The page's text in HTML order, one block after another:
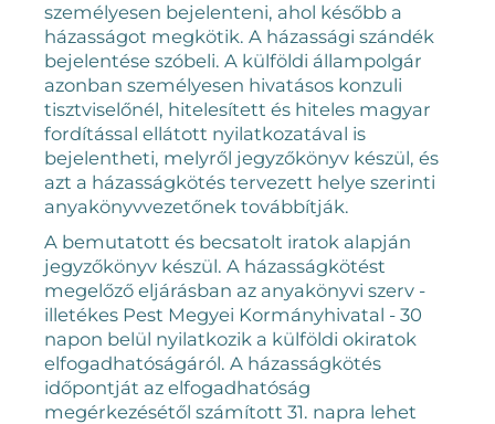
személyesen bejelenteni, ahol később a
házasságot megkötik. A házassági szándék
bejelentése szóbeli. A külföldi állampolgár
azonban személyesen hivatásos konzuli
tisztviselőnél, hitelesített és hiteles magyar
fordítással ellátott nyilatkozatával is
bejelentheti, melyről jegyzőkönyv készül, és
azt a házasságkötés tervezett helye szerinti
anyakönyvvezetőnek továbbítják.
A bemutatott és becsatolt iratok alapján
jegyzőkönyv készül. A házasságkötést
megelőző eljárásban az anyakönyvi szerv -
illetékes Pest Megyei Kormányhivatal - 30
napon belül nyilatkozik a külföldi okiratok
elfogadhatóságáról. A házasságkötés
időpontját az elfogadhatóság
megérkezésétől számított 31. napra lehet